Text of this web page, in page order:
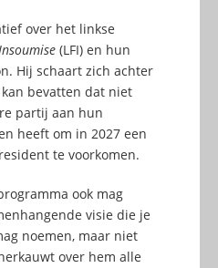
over het linkse
(LFI) en hun
Hij schaart zich achter
bevatten dat niet
partij aan hun
heeft om in 2027 een
te voorkomen.
ook mag
visie die je
noemen, maar niet
over hem alle